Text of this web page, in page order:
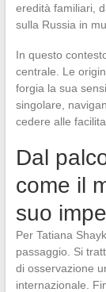
eredità familiari,
sulla Russia in
In questo
centrale. Le
forgia la sua
singolare,
cedere alle
Dal
come il
suo
Per Tatiana
passaggio. Si
di osservazione
internazionale.